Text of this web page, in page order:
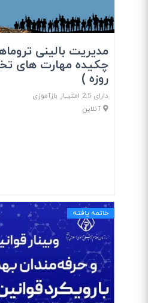
مدیریت بالینی
روزه )
دارای 2.5 امتیــاز بازآموزی
آنلاین
خاتمه یافته